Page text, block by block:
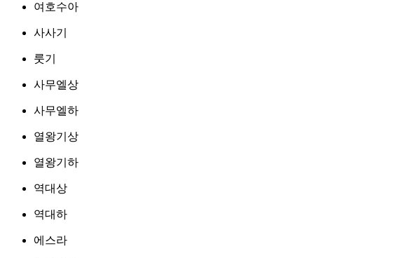
여호수아
사사기
룻기
사무엘상
사무엘하
열왕기상
열왕기하
역대상
역대하
에스라